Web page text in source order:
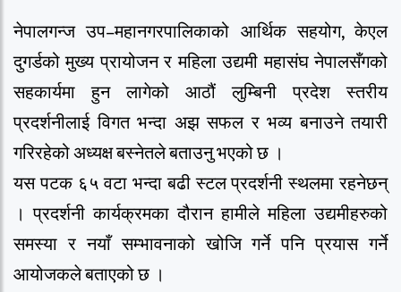
नेपालगन्ज उप–महानगरपालिकाको आर्थिक सहयोग, केएल
दुगर्डको मुख्य प्रायोजन र महिला उद्यमी महासंघ नेपालसँगको
सहकार्यमा हुन लागेको आठौं लुम्बिनी प्रदेश स्तरीय
प्रदर्शनीलाई विगत भन्दा अझ सफल र भव्य बनाउने तयारी
गरिरहेको अध्यक्ष बस्नेतले बताउनु भएको छ ।
यस पटक ६५ वटा भन्दा बढी स्टल प्रदर्शनी स्थलमा रहनेछन्
। प्रदर्शनी कार्यक्रमका दौरान हामीले महिला उद्यमीहरुको
समस्या र नयाँ सम्भावनाको खोजि गर्ने पनि प्रयास गर्ने
आयोजकले बताएको छ ।